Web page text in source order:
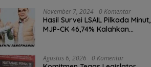
November 7, 2024 0 Komentar
Hasil Survei LSAIL Pilkada Minut,
MJP-CK 46,74% Kalahkan
Agustus 6, 2026 0 Komentar